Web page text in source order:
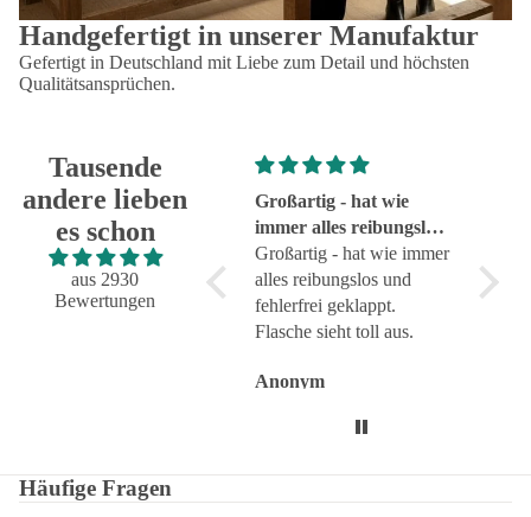
Handgefertigt in unserer Manufaktur
Gefertigt in Deutschland mit Liebe zum Detail und höchsten
Qualitätsansprüchen.
Tausende
andere lieben
es schon
aus 2930
Bewertungen
Super!
Super!
Großartig - hat wie
immer alles reibungslos
und fehlerfrei geklappt
Großartig - hat wie immer
alles reibungslos und
fehlerfrei geklappt.
Flasche sieht toll aus.
Anonym
Häufige Fragen